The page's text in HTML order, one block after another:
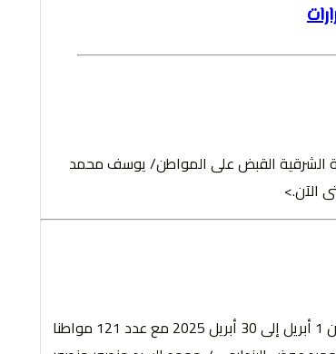
في محافظة الشرقية القبض على المواطن/ يوسف محمد
الآن.>
</- نيابة أمن الدولة: حققت نيابة أمن الدولة العليا خلال الفترة التي تغطيها النشرة من 1 أبريل إلى 30 أبريل 2025 مع عدد 121 مواطنا